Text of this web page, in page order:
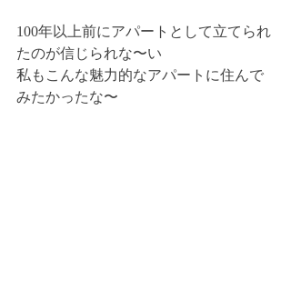
100年以上前にアパートとして立てられ
たのが信じられな〜い
私もこんな魅力的なアパートに住んで
みたかったな〜